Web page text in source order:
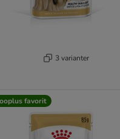
3 varianter
favorit